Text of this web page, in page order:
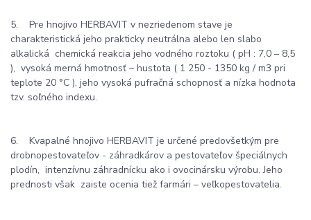
5. Pre hnojivo HERBAVIT v nezriedenom stave je
charakteristická jeho prakticky neutrálna alebo len slabo
alkalická chemická reakcia jeho vodného roztoku ( pH : 7,0 – 8,5
), vysoká merná hmotnosť – hustota ( 1 250 - 1350 kg / m3 pri
teplote 20 °C ), jeho vysoká pufračná schopnosť a nízka hodnota
tzv. soľného indexu.
6. Kvapalné hnojivo HERBAVIT je určené predovšetkým pre
drobnopestovateľov - záhradkárov a pestovateľov špeciálnych
plodín, intenzívnu záhradnícku ako i ovocinársku výrobu. Jeho
prednosti však zaiste ocenia tiež farmári – veľkopestovatelia.